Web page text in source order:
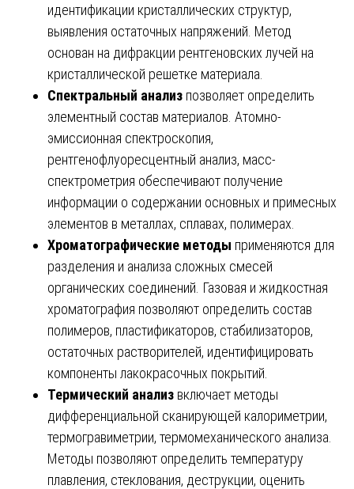
идентификации кристаллических структур,
выявления остаточных напряжений. Метод
основан на дифракции рентгеновских лучей на
кристаллической решетке материала.
Спектральный анализ позволяет определить
элементный состав материалов. Атомно-
эмиссионная спектроскопия,
рентгенофлуоресцентный анализ, масс-
спектрометрия обеспечивают получение
информации о содержании основных и примесных
элементов в металлах, сплавах, полимерах.
Хроматографические методы применяются для
разделения и анализа сложных смесей
органических соединений. Газовая и жидкостная
хроматография позволяют определить состав
полимеров, пластификаторов, стабилизаторов,
остаточных растворителей, идентифицировать
компоненты лакокрасочных покрытий.
Термический анализ включает методы
дифференциальной сканирующей калориметрии,
термогравиметрии, термомеханического анализа.
Методы позволяют определить температуру
плавления, стеклования, деструкции, оценить